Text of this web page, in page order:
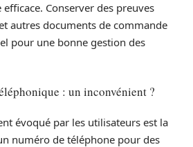
Conserver des preuves
autres documents de commande
pour une bonne gestion des
: un inconvénient ?
évoqué par les utilisateurs est la
numéro de téléphone pour des